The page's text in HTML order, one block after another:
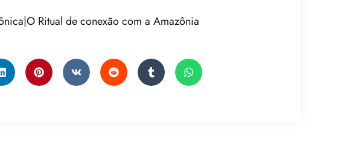
Ritual de conexão com a Amazônia